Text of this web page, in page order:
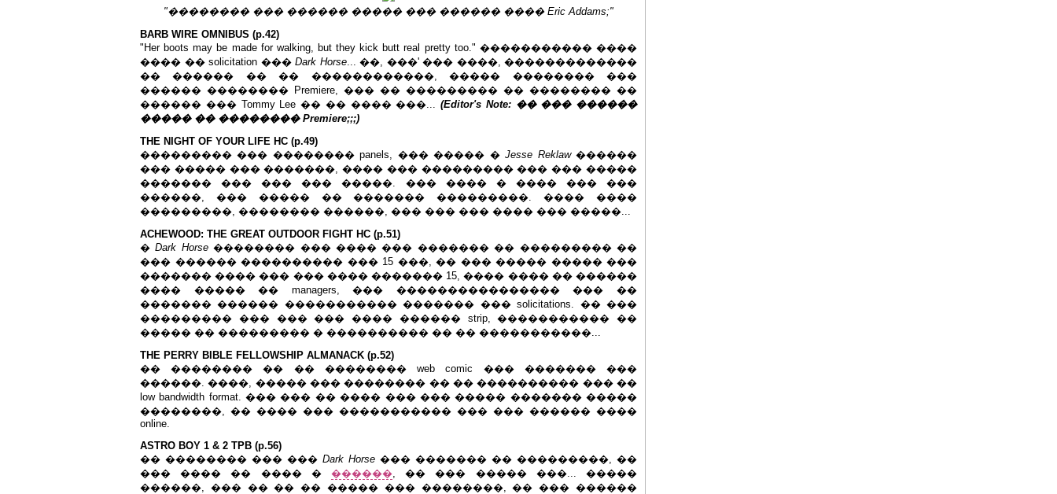
"�������� ��� ������ ����� ��� ������ ���� Eric Addams;"
BARB WIRE OMNIBUS (p.42)
"Her boots may be made for walking, but they kick butt real pretty too." ����������� ����
���� �� solicitation ��� Dark Horse... ��, ���' ��� ����, �������������
�� ������ �� �� ������������, ����� �������� ���
������ �������� Premiere, ��� �� ��������� �� �������� ��
������ ��� Tommy Lee �� �� ���� ���... (Editor's Note: �� ��� ������
����� �� �������� Premiere;;;)
THE NIGHT OF YOUR LIFE HC (p.49)
��������� ��� �������� panels, ��� ����� �Jesse Reklaw������
��� ����� ��� �������, ���� ��� ��������� ��� ��� �����
������� ��� ��� ��� �����. ��� ���� � ���� ��� ���
������, ��� ����� �� ������� ���������. ���� ����
���������, �������� ������, ��� ��� ��� ���� ��� �����...
ACHEWOOD: THE GREAT OUTDOOR FIGHT HC (p.51)
�Dark Horse�������� ��� ���� ��� ������� �� ��������� ��
��� ������ ���������� ��� 15 ���, �� ��� ����� ����� ���
������� ���� ��� ��� ���� ������� 15, ���� ���� �� ������
���� ����� �� managers, ��� ���������������� ��� ��
������� ������ ����������� ������� ��� solicitations. �� ���
��������� ��� ��� ��� ���� ������ strip, ����������� ��
����� �� ��������� � ���������� �� �� �����������...
THE PERRY BIBLE FELLOWSHIP ALMANACK (p.52)
�� �������� �� �� �������� web comic ��� ������� ���
������. ����, ����� ��� �������� �� �� ���������� ��� ��
low bandwidth format. ��� ��� �� ���� ��� ��� ����� ������� �����
��������, �� ���� ��� ����������� ��� ��� ������ ����
online.
ASTRO BOY 1 & 2 TPB (p.56)
�� �������� ��� ��� Dark Horse ��� ������� �� ���������, ��
��� ���� �� ���� � ������, �� ��� ����� ���... �����
������, ��� �� �� �� ����� ��� ��������, �� ��� ������